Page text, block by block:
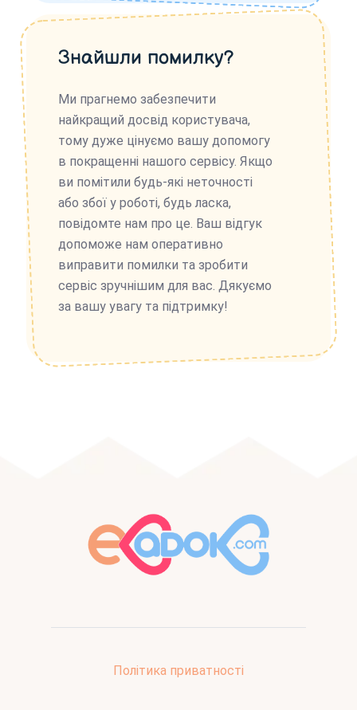
Знайшли помилку?
Ми прагнемо забезпечити
найкращий досвід користувача,
тому дуже цінуємо вашу допомогу
в покращенні нашого сервісу. Якщо
ви помітили будь-які неточності
або збої у роботі, будь ласка,
повідомте нам про це. Ваш відгук
допоможе нам оперативно
виправити помилки та зробити
сервіс зручнішим для вас. Дякуємо
за вашу увагу та підтримку!
Політика приватності